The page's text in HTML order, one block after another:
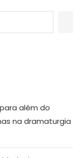
além do
na dramaturgia